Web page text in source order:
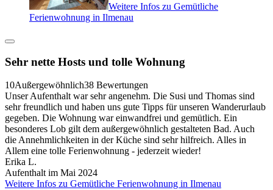
Weitere Infos zu Gemütliche
Ferienwohnung in Ilmenau
Sehr nette Hosts und tolle Wohnung
10Außergewöhnlich38 Bewertungen
Unser Aufenthalt war sehr angenehm. Die Susi und Thomas sind
sehr freundlich und haben uns gute Tipps für unseren Wanderurlaub
gegeben. Die Wohnung war einwandfrei und gemütlich. Ein
besonderes Lob gilt dem außergewöhnlich gestalteten Bad. Auch
die Annehmlichkeiten in der Küche sind sehr hilfreich. Alles in
Allem eine tolle Ferienwohnung - jederzeit wieder!
Erika L.
Aufenthalt im Mai 2024
Weitere Infos zu Gemütliche Ferienwohnung in Ilmenau